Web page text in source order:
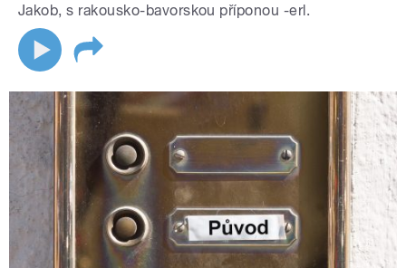
Jakob, s rakousko-bavorskou příponou -erl.